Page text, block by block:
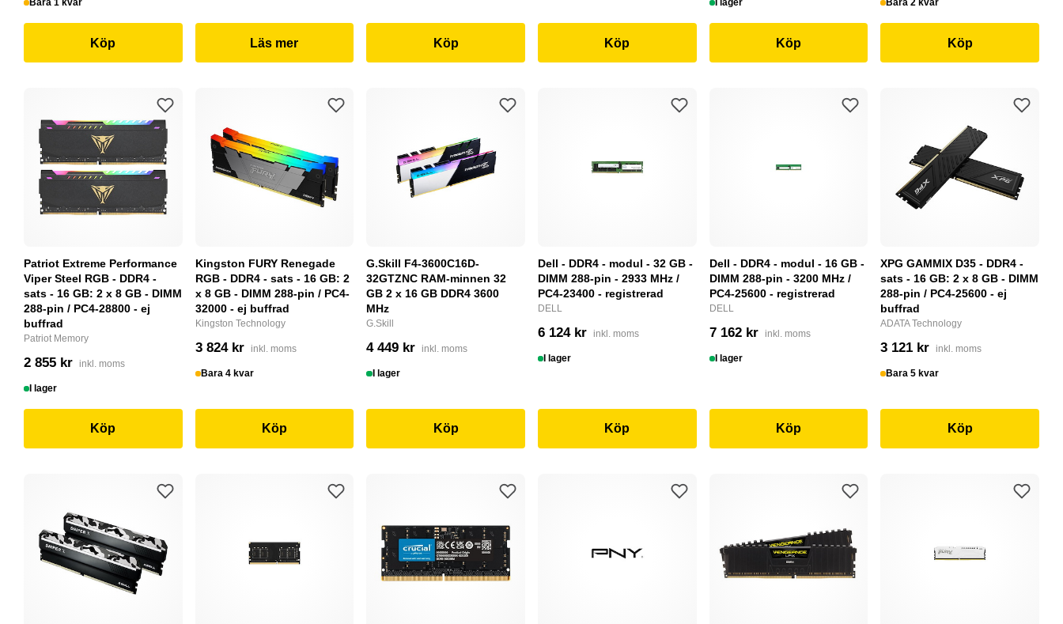
Bara 1 kvar
Köp Läs mer Köp Köp
I lager
Köp
Bara 2 kvar
Köp
Patriot Extreme Performance
Viper Steel RGB - DDR4 -
sats - 16 GB: 2 x 8 GB - DIMM
288-pin / PC4-28800 - ej
buffrad
Patriot Memory
2 855 kr inkl. moms
I lager
Köp
Kingston FURY Renegade
RGB - DDR4 - sats - 16 GB: 2
x 8 GB - DIMM 288-pin / PC4-
32000 - ej buffrad
Kingston Technology
3 824 kr inkl. moms
Bara 4 kvar
Köp
G.Skill F4-3600C16D-
32GTZNC RAM-minnen 32
GB 2 x 16 GB DDR4 3600
MHz
G.Skill
4 449 kr inkl. moms
I lager
Köp
Dell - DDR4 - modul - 32 GB -
DIMM 288-pin - 2933 MHz /
PC4-23400 - registrerad
DELL
6 124 kr inkl. moms
I lager
Köp
Dell - DDR4 - modul - 16 GB -
DIMM 288-pin - 3200 MHz /
PC4-25600 - registrerad
DELL
7 162 kr inkl. moms
I lager
Köp
XPG GAMMIX D35 - DDR4 -
sats - 16 GB: 2 x 8 GB - DIMM
288-pin / PC4-25600 - ej
buffrad
ADATA Technology
3 121 kr inkl. moms
Bara 5 kvar
Köp